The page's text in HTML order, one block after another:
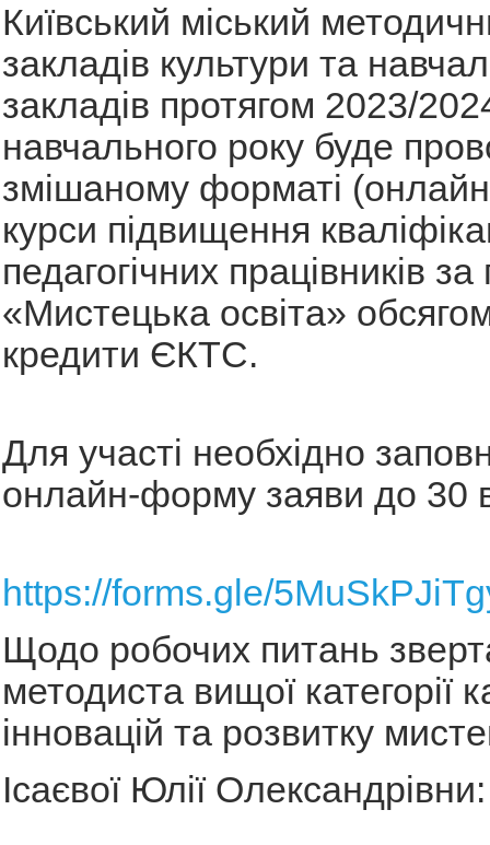
Київський міський
закладів культури та
закладів протягом 2023/
навчального року буде
змішаному форматі
курси підвищення
педагогічних працівників
«Мистецька освіта»
кредити ЄКТС.
Для участі необхідно
онлайн-форму заяви до 30
https://forms.gle/
Щодо робочих питань
методиста вищої категорії
інновацій та розвитку
Ісаєвої Юлії